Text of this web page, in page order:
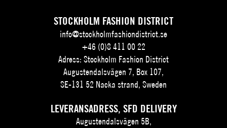
STOCKHOLM FASHION DISTRICT
info@stockholmfashiondistrict.se
+46 (0)8 411 00 22
Adress: Stockholm Fashion District
Augustendalsvägen 7, Box 107,
SE-131 52 Nacka strand, Sweden
LEVERANSADRESS, SFD DELIVERY
Augustendalsvägen 5B,